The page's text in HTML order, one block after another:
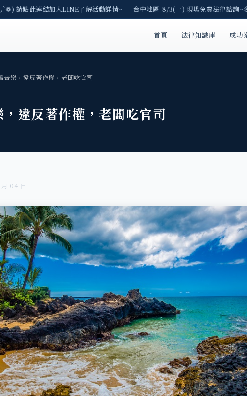
請點此連結加入LINE了解活動詳情~ 台中地區-8/3(一) 現場免費法律諮詢~
首頁 法律知識庫 成功
音樂，違反著作權，老闆吃官司
違反著作權，老闆吃官司
04 日